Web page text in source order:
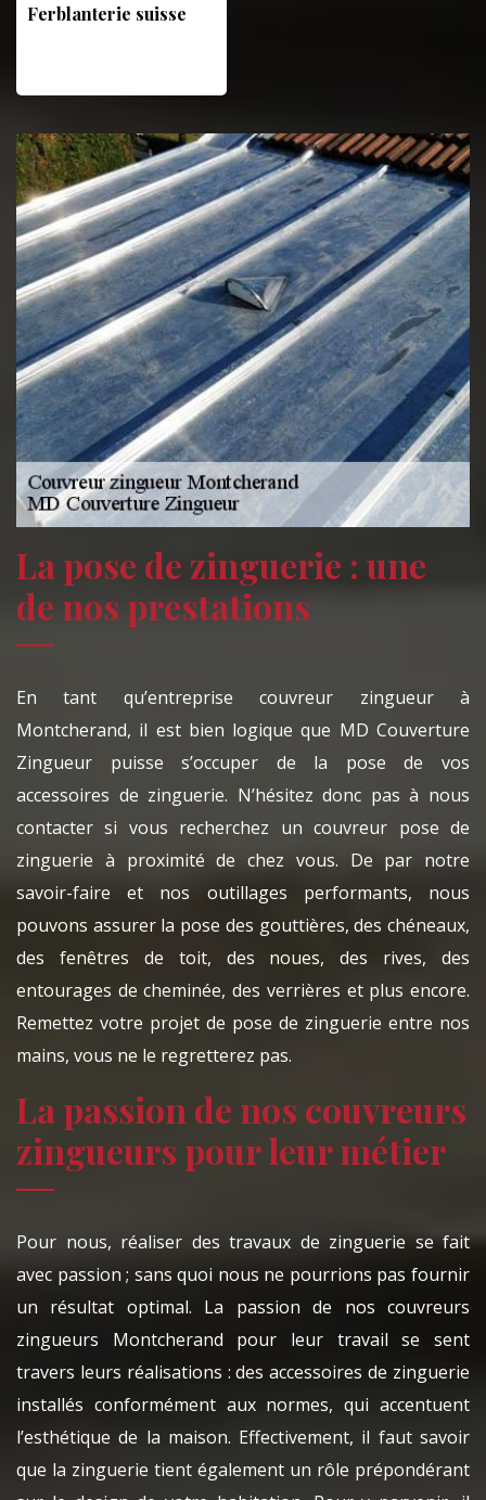
Ferblanterie suisse
La pose de zinguerie : une
de nos prestations
En tant qu’entreprise couvreur zingueur à
Montcherand, il est bien logique que MD Couverture
Zingueur puisse s’occuper de la pose de vos
accessoires de zinguerie. N’hésitez donc pas à nous
contacter si vous recherchez un couvreur pose de
zinguerie à proximité de chez vous. De par notre
savoir-faire et nos outillages performants, nous
pouvons assurer la pose des gouttières, des chéneaux,
des fenêtres de toit, des noues, des rives, des
entourages de cheminée, des verrières et plus encore.
Remettez votre projet de pose de zinguerie entre nos
mains, vous ne le regretterez pas.
La passion de nos couvreurs
zingueurs pour leur métier
Pour nous, réaliser des travaux de zinguerie se fait
avec passion ; sans quoi nous ne pourrions pas fournir
un résultat optimal. La passion de nos couvreurs
zingueurs Montcherand pour leur travail se sent
travers leurs réalisations : des accessoires de zinguerie
installés conformément aux normes, qui accentuent
l’esthétique de la maison. Effectivement, il faut savoir
que la zinguerie tient également un rôle prépondérant